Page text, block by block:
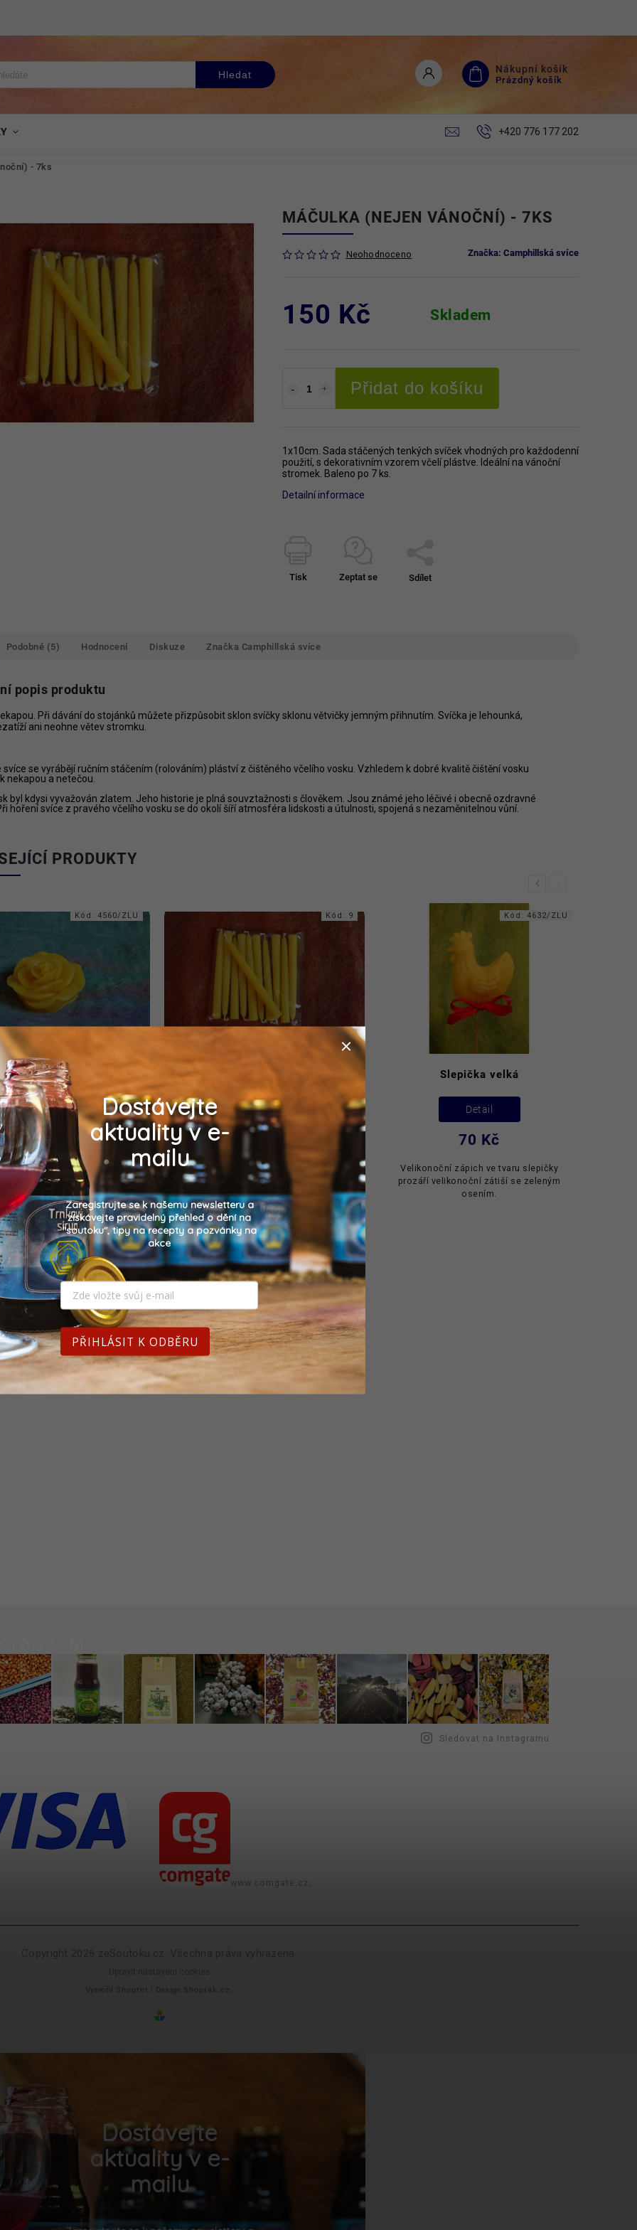
Hledat Nákupní košík
Prázdný košík
+420 776 177 202
- 7ks
MÁČULKA (NEJEN VÁNOČNÍ) - 7KS
Neohodnoceno Značka: Camphillská svíce
150 Kč Skladem
Přidat do košíku
1x10cm. Sada stáčených tenkých svíček vhodných pro každodenní
použití, s dekorativním vzorem včelí plástve. Ideální na vánoční
stromek. Baleno po 7 ks.
Detailní informace
Tisk Zeptat se Sdílet
Podobné (5) Hodnocení Diskuze Značka Camphillská svíce
popis produktu
Při dávání do stojánků můžete přizpůsobit sklon svíčky sklonu větvičky jemným přihnutím. Svíčka je lehounká,
ani neohne větev stromku.
svíce se vyrábějí ručním stáčením (rolováním) pláství z čištěného včelího vosku. Vzhledem k dobré kvalitě čištění vosku
nekapou a netečou.
byl kdysi vyvažován zlatem. Jeho historie je plná souvztažnosti s člověkem. Jsou známé jeho léčivé i obecně ozdravné
hoření svíce z pravého včelího vosku se do okolí šíří atmosféra lidskosti a útulnosti, spojená s nezaměnitelnou vůní.
PRODUKTY
Previous
Květ růže - dekorace
85 Kč
Detail
ze včelího vosku ve tvaru
růže ( není to svíčka)
Kód: 4560/ZLU
Máčulka (nejen Vánoční) - 1 ks
20 Kč
Do košíku
Svíce 1,2x12cm. Máčulka - menší
máčená svíčka, vhodná jako vánoční.
Velikostí sedí do držáků na svíčky pro
vánoční stromeček. Je možno je však
používat i denně, hoří více než...
Kód: 9
Slepička velká
70 Kč
Detail
Velikonoční zápich ve tvaru slepičky
prozáří velikonoční zátiší se zeleným
osením.
Kód: 4632/ZLU
Sledovat na Instagramu
www.comgate.cz,
Dostávejte
aktuality v e-
mailu
Dostávejte
aktuality v e-
mailu
Zaregistrujte se k našemu newsletteru a
získávejte pravidelný přehled o dění na
"soutoku", tipy na recepty a pozvánky na
akce
PŘIHLÁSIT K ODBĚRU